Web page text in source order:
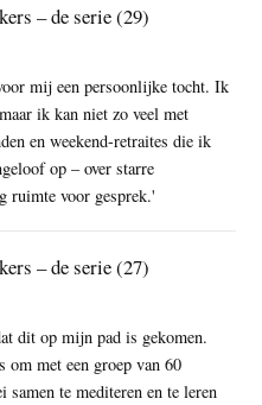
– de serie (29)
mij een persoonlijke tocht. Ik
ik kan niet zo veel met
en weekend-retraites die ik
op – over starre
ruimte voor gesprek.'
– de serie (27)
dit op mijn pad is gekomen.
met een groep van 60
samen te mediteren en te leren